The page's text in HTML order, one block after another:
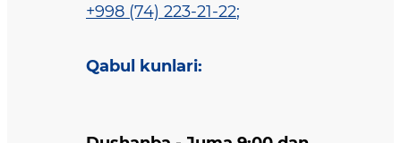
+998 (74) 223-21-22;
Qabul kunlari: